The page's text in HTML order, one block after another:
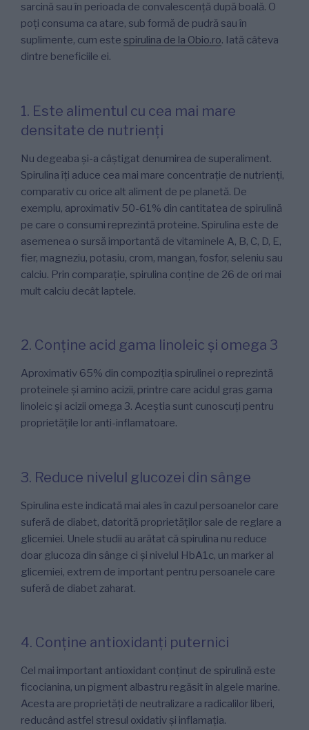
sarcină sau în perioada de convalescență după boală. O
poți consuma ca atare, sub formă de pudră sau în
suplimente, cum este spirulina de la Obio.ro. Iată câteva
dintre beneficiile ei.
1. Este alimentul cu cea mai mare
densitate de nutrienți
Nu degeaba și-a câștigat denumirea de superaliment.
Spirulina îți aduce cea mai mare concentrație de nutrienți,
comparativ cu orice alt aliment de pe planetă. De
exemplu, aproximativ 50-61% din cantitatea de spirulină
pe care o consumi reprezintă proteine. Spirulina este de
asemenea o sursă importantă de vitaminele A, B, C, D, E,
fier, magneziu, potasiu, crom, mangan, fosfor, seleniu sau
calciu. Prin comparație, spirulina conține de 26 de ori mai
mult calciu decât laptele.
2. Conține acid gama linoleic și omega 3
Aproximativ 65% din compoziția spirulinei o reprezintă
proteinele și amino acizii, printre care acidul gras gama
linoleic și acizii omega 3. Aceștia sunt cunoscuți pentru
proprietățile lor anti-inflamatoare.
3. Reduce nivelul glucozei din sânge
Spirulina este indicată mai ales în cazul persoanelor care
suferă de diabet, datorită proprietăților sale de reglare a
glicemiei. Unele studii au arătat că spirulina nu reduce
doar glucoza din sânge ci și nivelul HbA1c, un marker al
glicemiei, extrem de important pentru persoanele care
suferă de diabet zaharat.
4. Conține antioxidanți puternici
Cel mai important antioxidant conținut de spirulină este
ficocianina, un pigment albastru regăsit în algele marine.
Acesta are proprietăți de neutralizare a radicalilor liberi,
reducând astfel stresul oxidativ și inflamația.